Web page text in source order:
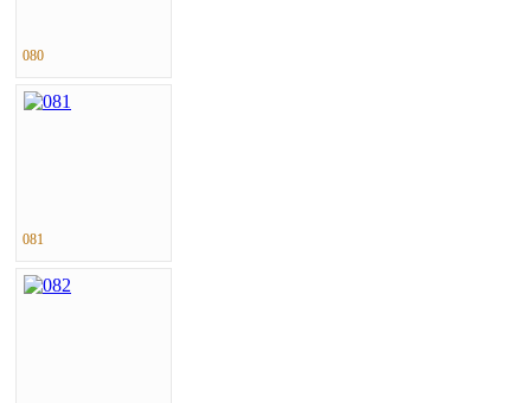
080
081